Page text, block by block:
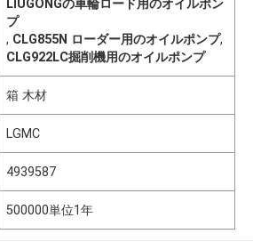
LIUGONGの車輪ロード用のオイルポン
プ
, CLG855N ローダー用のオイルポンプ,
CLG922LC掘削機用のオイルポンプ
箱 木材
LGMC
4939587
500000単位1年